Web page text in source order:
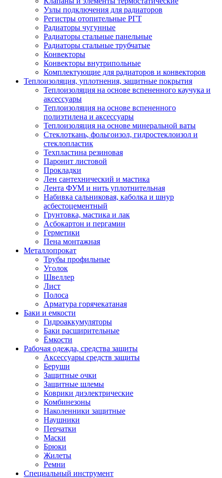
Узлы подключения для радиаторов
Регистры отопительные РГТ
Радиаторы чугунные
Радиаторы стальные панельные
Радиаторы стальные трубчатые
Конвекторы
Конвекторы внутрипольные
Комплектующие для радиаторов и конвекторов
Теплоизоляция, уплотнения, защитные покрытия
Теплоизоляция на основе вспененного каучука и
аксессуары
Теплоизоляция на основе вспененного
полиэтилена и аксессуары
Теплоизоляция на основе минеральной ваты
Стеклоткань, фольгоизол, гидростеклоизол и
стеклопластик
Техпластина резиновая
Паронит листовой
Прокладки
Лен сантехнический и мастика
Лента ФУМ и нить уплотнительная
Набивка сальниковая, каболка и шнур
асбестоцементный
Грунтовка, мастика и лак
Асбокартон и пергамин
Герметики
Пена монтажная
Металлопрокат
Трубы профильные
Уголок
Швеллер
Лист
Полоса
Арматура горячекатаная
Баки и емкости
Гидроаккумуляторы
Баки расширительные
Ёмкости
Рабочая одежда, средства защиты
Аксессуары средств защиты
Беруши
Защитные очки
Защитные шлемы
Коврики диэлектрические
Комбинезоны
Наколенники защитные
Наушники
Перчатки
Маски
Брюки
Жилеты
Ремни
Специальный инструмент